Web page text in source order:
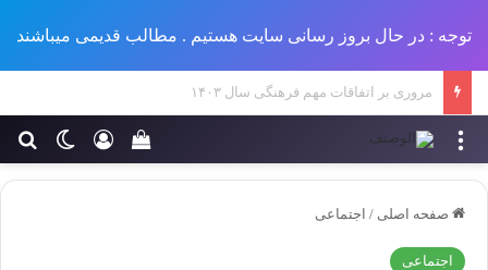
توجه : در حال بروز رسانی سایت هستیم . مطالب قدیمی میباشند
تاثیر شبکه 5G بر سلامت انسان و محیط زیست
تغییر ورود
سبد خرید خود را منو
صفحه اصلی / اجتماعی
اجتماعی